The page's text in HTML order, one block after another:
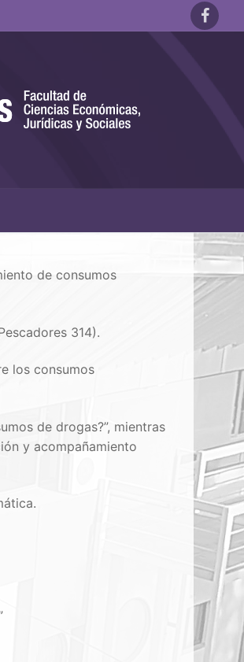
de consumos
314).
los consumos
de drogas?”, mientras
y acompañamiento